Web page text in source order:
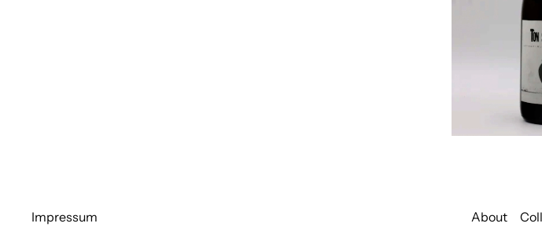
Impressum About